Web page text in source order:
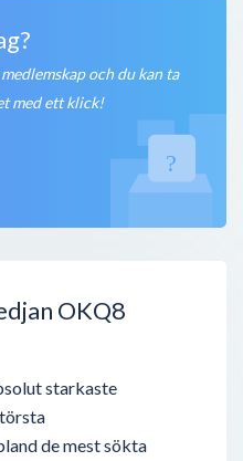
och du kan ta
med ett klick!
OKQ8
starkaste
de mest sökta